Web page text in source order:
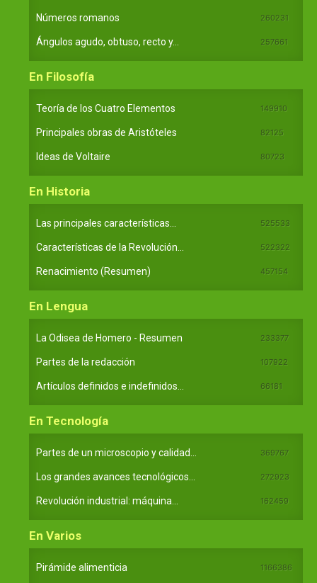
Números romanos 260231
Ángulos agudo, obtuso, recto y... 257661
En Filosofía
Teoría de los Cuatro Elementos 149910
Principales obras de Aristóteles 82125
Ideas de Voltaire 80723
En Historia
Las principales características... 525533
Características de la Revolución... 522322
Renacimiento (Resumen) 457154
En Lengua
La Odisea de Homero - Resumen 233377
Partes de la redacción 107922
Artículos definidos e indefinidos... 66181
En Tecnología
Partes de un microscopio y calidad... 369767
Los grandes avances tecnológicos... 272923
Revolución industrial: máquina... 162459
En Varios
Pirámide alimenticia 1166386